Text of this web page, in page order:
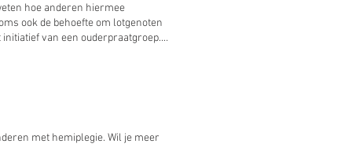
de website van je ziekenfonds
voor vaccinatie ontvangen.
hoe anderen hiermee
een zestal keer samen,
met hemiplegie. Wil je meer